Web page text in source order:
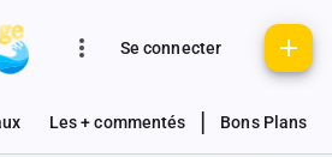
Se connecter
Les + commentés Bons Plans